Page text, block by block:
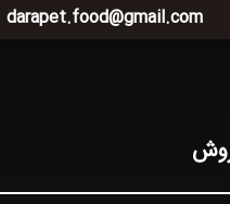
darapet.food@gmail.com